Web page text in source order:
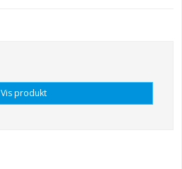
Vis produkt